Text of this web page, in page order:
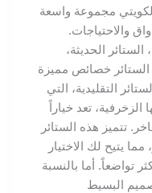
مجموعة واسعة
والاحتياجات.
الحديثة،
خصائص مميزة
التقليدية، التي
تعد خياراً
تتميز هذه الستائر
يتيح لك الاختيار
تواضعاً. أما بالنسبة
البسيط